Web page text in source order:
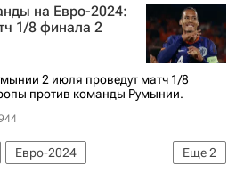
Франция
Бельгия
Коди Гакпо
футбола (ФИФА)
Союз европейских футбольных ассоциаций (УЕФА)
на Евро-2024:
1/8 финала 2
2 июля проведут матч 1/8
против команды Румынии.
Еще2
Евро-2024
по футболу